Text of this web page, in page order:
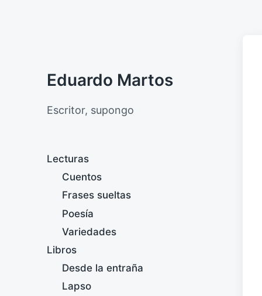
Eduardo Martos
Escritor, supongo
Lecturas
Cuentos
Frases sueltas
Poesía
Variedades
Libros
Desde la entraña
Lapso